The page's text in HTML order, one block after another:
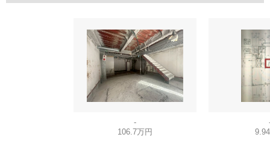
-
106.7万円